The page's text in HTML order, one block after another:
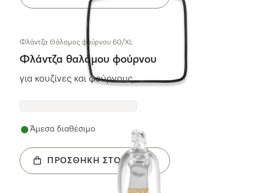
Φλάντζα Θάλαμος φούρνου 60/XL
Φλάντζα θαλάμου φούρνου
για κουζίνες και φούρνους
Άμεσα διαθέσιμο
ΠΡΟΣΘΉΚΗ ΣΤΟ ΚΑΛΆΘΙ